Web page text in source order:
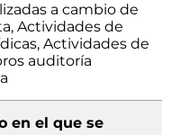
a cambio de
Actividades de
Actividades de
auditoría
en el que se